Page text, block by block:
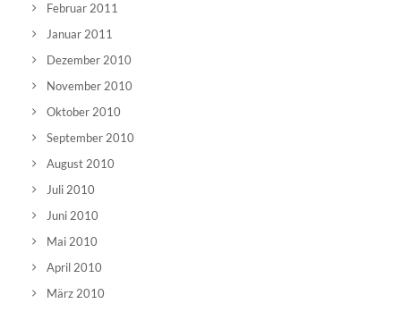
Februar 2011
Januar 2011
Dezember 2010
November 2010
Oktober 2010
September 2010
August 2010
Juli 2010
Juni 2010
Mai 2010
April 2010
März 2010